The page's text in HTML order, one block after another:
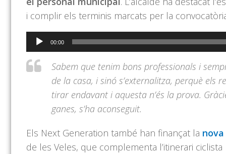
i complir els terminis marcats per la
Reproductor
d'àudio
00:00
Sabem que tenim bons professionals i
de la casa, i sinó s’externalitza, perquè els
tirar endavant i aquesta n’és la prova.
ganes, s’ha aconseguit.
Els Next Generation també han finançat la
de les Veles, que complementa l’itinerari